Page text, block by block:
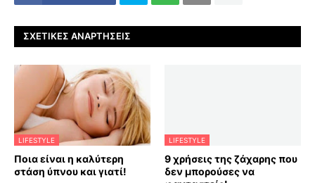
ΣΧΕΤΙΚΈΣ ΑΝΑΡΤΉΣΕΙΣ
LIFESTYLE
Ποια είναι η καλύτερη
στάση ύπνου και γιατί!
LIFESTYLE
9 χρήσεις της ζάχαρης που
δεν μπορούσες να